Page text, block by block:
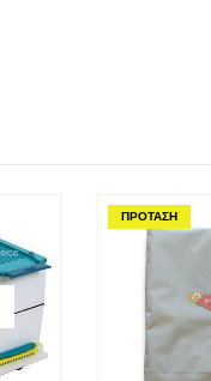
ΠΡΟΤΑΣΗ